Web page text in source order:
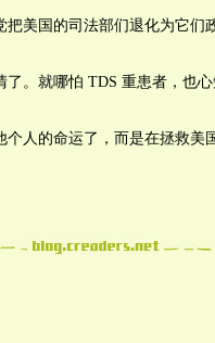
把美国的司法部们退化为它们
了。就哪怕 TDS 重患者，也
个人的命运了，而是在拯救美